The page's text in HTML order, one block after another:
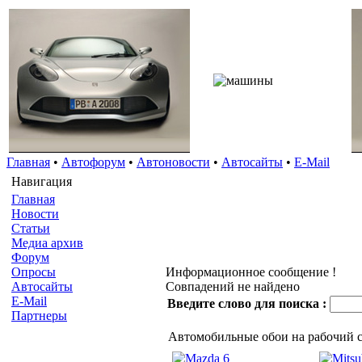
Главная • Автофорум • Автоновости • Автосайты • E-Mail
Навигация
Главная
Новости
Статьи
Медиа архив
Форум
Опросы
Автосайты
E-Mail
Партнеры
Информационное сообщение !
Совпадений не найдено
Введите слово для поиска :
Автомобильные обои на рабочий